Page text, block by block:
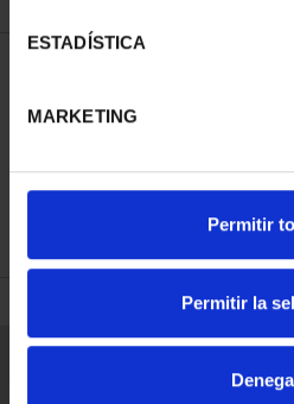
ESTADÍSTICA
MARKETING
Permitir
Permitir la